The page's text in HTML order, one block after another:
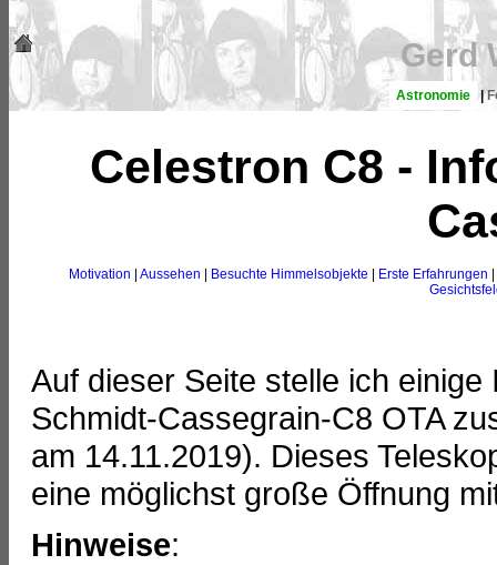
Gerd
Astronomie |
Celestron C8 -
Motivation Aussehen Besuchte Himmelsobjekte Erste Erfahrungen
Auf dieser Seite stelle ich
Schmidt-Cassegrain-C8 OTA
am 14.11.2019). Dieses
eine möglichst große Öffnung
Hinweise: